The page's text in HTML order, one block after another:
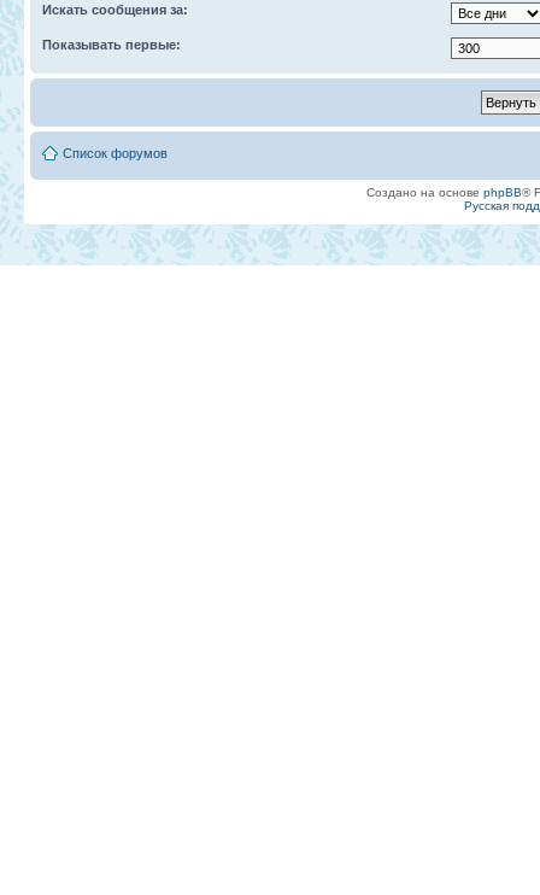
Искать сообщения за:
Показывать первые:
Список форумов
Создано на основе phpBB®
Русская